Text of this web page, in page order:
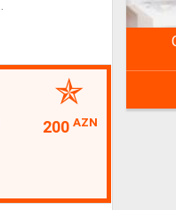
200 AZN